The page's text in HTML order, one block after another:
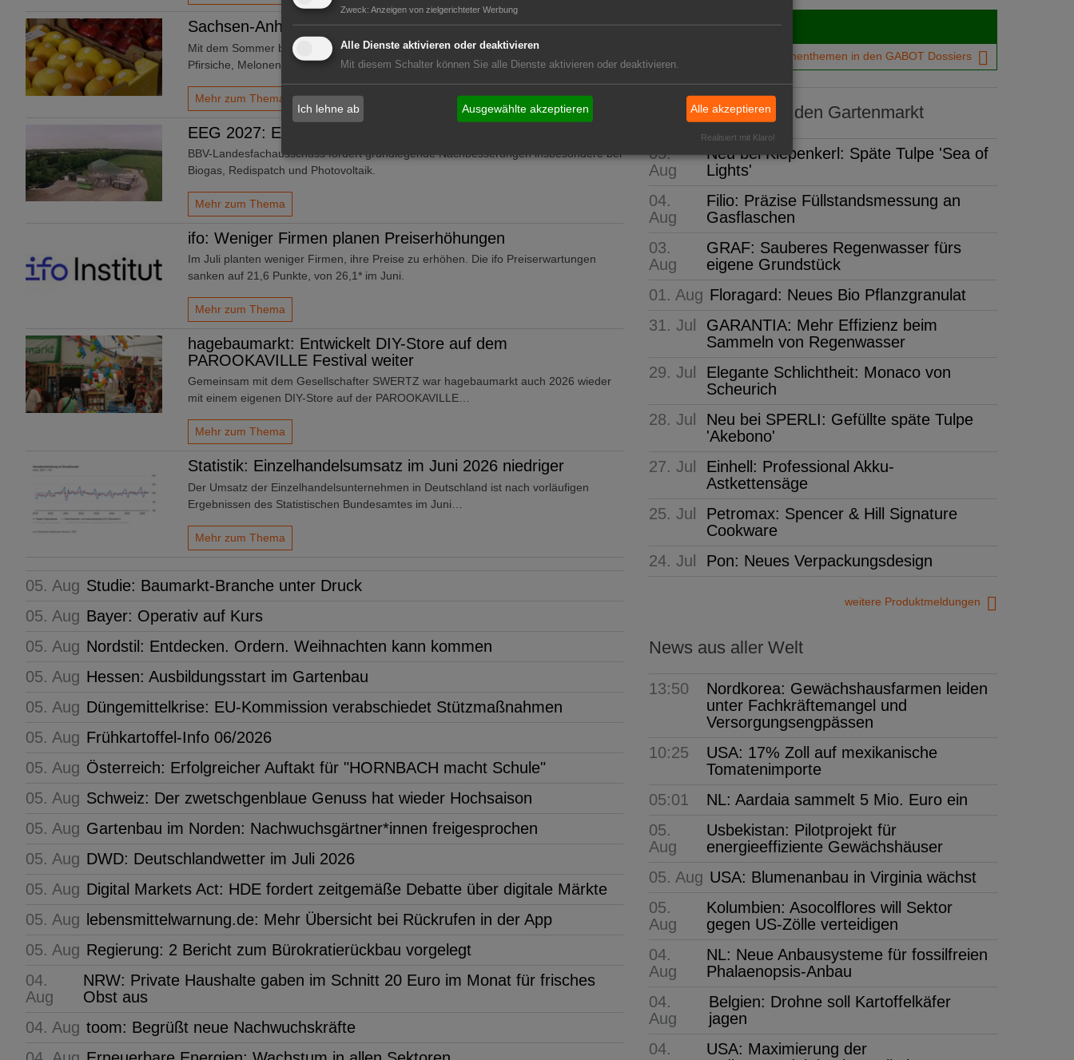
Sachsen-Anhalt: 20 Euro monatlich für frisches Obst
Mit dem Sommer beginnt die Hauptsaison für zahlreiche Obstsorten und Beeren wie
Pfirsiche, Melonen oder Erdbeeren.
Mehr zum Thema
EEG 2027: Erfolgreiche Energiewende braucht Kurskorrektur
BBV-Landesfachausschuss fordert grundlegende Nachbesserungen insbesondere bei
Biogas, Redispatch und Photovoltaik.
Mehr zum Thema
ifo: Weniger Firmen planen Preiserhöhungen
Im Juli planten weniger Firmen, ihre Preise zu erhöhen. Die ifo Preiserwartungen
sanken auf 21,6 Punkte, von 26,1* im Juni.
Mehr zum Thema
hagebaumarkt: Entwickelt DIY-Store auf dem
PAROOKAVILLE Festival weiter
Gemeinsam mit dem Gesellschafter SWERTZ war hagebaumarkt auch 2026 wieder
mit einem eigenen DIY-Store auf der PAROOKAVILLE…
Mehr zum Thema
Statistik: Einzelhandelsumsatz im Juni 2026 niedriger
Der Umsatz der Einzelhandelsunternehmen in Deutschland ist nach vorläufigen
Ergebnissen des Statistischen Bundesamtes im Juni…
Mehr zum Thema
05. Aug Studie: Baumarkt-Branche unter Druck
05. Aug Bayer: Operativ auf Kurs
05. Aug Nordstil: Entdecken. Ordern. Weihnachten kann kommen
05. Aug Hessen: Ausbildungsstart im Gartenbau
05. Aug Düngemittelkrise: EU-Kommission verabschiedet Stützmaßnahmen
05. Aug Frühkartoffel-Info 06/2026
05. Aug Österreich: Erfolgreicher Auftakt für "HORNBACH macht Schule"
05. Aug Schweiz: Der zwetschgenblaue Genuss hat wieder Hochsaison
05. Aug Gartenbau im Norden: Nachwuchsgärtner*innen freigesprochen
05. Aug DWD: Deutschlandwetter im Juli 2026
05. Aug Digital Markets Act: HDE fordert zeitgemäße Debatte über digitale Märkte
05. Aug lebensmittelwarnung.de: Mehr Übersicht bei Rückrufen in der App
05. Aug Regierung: 2 Bericht zum Bürokratierückbau vorgelegt
04.
Aug
NRW: Private Haushalte gaben im Schnitt 20 Euro im Monat für frisches
Obst aus
04. Aug toom: Begrüßt neue Nachwuchskräfte
GABOT Dossiers
Die wichtigsten Branchenthemen in den GABOT Dossiers
Neue Produkte für den Gartenmarkt
05.
Aug
Neu bei Kiepenkerl: Späte Tulpe 'Sea of
Lights'
04.
Aug
Filio: Präzise Füllstandsmessung an
Gasflaschen
03.
Aug
GRAF: Sauberes Regenwasser fürs
eigene Grundstück
01. Aug Floragard: Neues Bio Pflanzgranulat
31. Jul
GARANTIA: Mehr Effizienz beim
Sammeln von Regenwasser
29. Jul
Elegante Schlichtheit: Monaco von
Scheurich
28. Jul
Neu bei SPERLI: Gefüllte späte Tulpe
'Akebono'
27. Jul
Einhell: Professional Akku-
Astkettensäge
25. Jul
Petromax: Spencer & Hill Signature
Cookware
24. Jul
Pon: Neues Verpackungsdesign
weitere Produktmeldungen
News aus aller Welt
13:50
Nordkorea: Gewächshausfarmen leiden
unter Fachkräftemangel und
Versorgungsengpässen
10:25
USA: 17% Zoll auf mexikanische
Tomatenimporte
05:01
NL: Aardaia sammelt 5 Mio. Euro ein
05.
Aug
Usbekistan: Pilotprojekt für
energieeffiziente Gewächshäuser
05. Aug USA: Blumenanbau in Virginia wächst
05.
Aug
Kolumbien: Asocolflores will Sektor
gegen US-Zölle verteidigen
04.
Aug
NL: Neue Anbausysteme für fossilfreien
Phalaenopsis-Anbau
04.
Aug
Belgien: Drohne soll Kartoffelkäfer
jagen
04.
USA: Maximierung der
Zweck: Anzeigen von zielgerichteter Werbung
Alle Dienste aktivieren oder deaktivieren
Mit diesem Schalter können Sie alle Dienste aktivieren oder deaktivieren.
Ich lehne ab Ausgewählte akzeptieren Alle akzeptieren
Realisiert mit Klaro!